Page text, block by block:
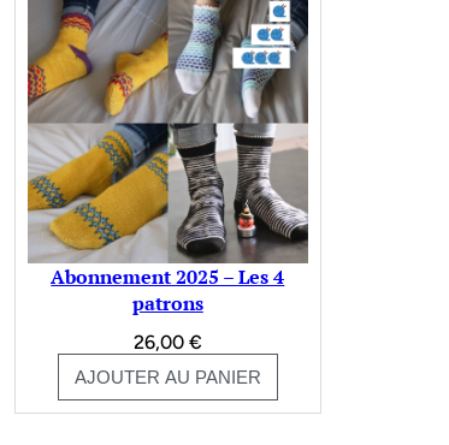
Abonnement 2025 – Les 4
patrons
26,00 €
AJOUTER AU PANIER